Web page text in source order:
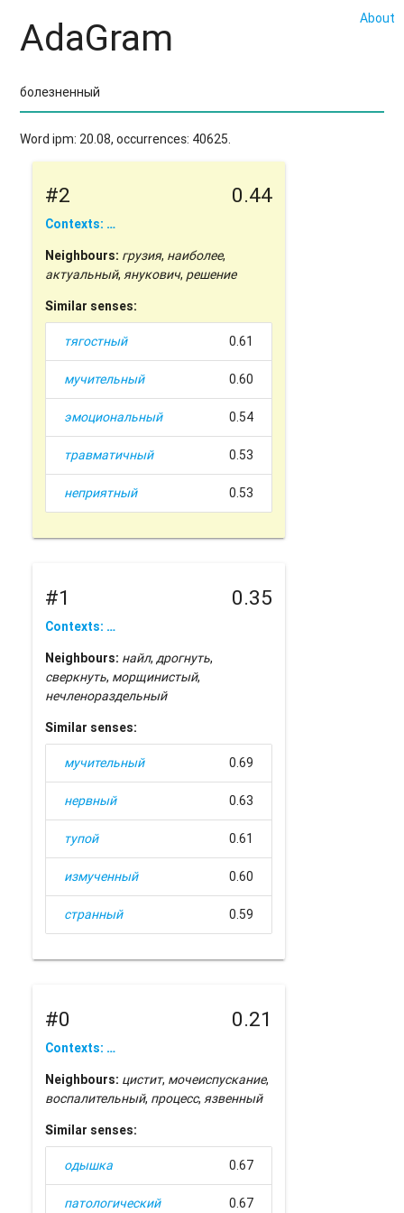
About
AdaGram
Word ipm: 20.08, occurrences: 40625.
#2 0.44
Contexts: …
Neighbours: грузия, наиболее,
актуальный,янукович, решение
Similar senses:
тягостный 0.61
мучительный 0.60
эмоциональный 0.54
травматичный 0.53
неприятный 0.53
#1 0.35
Contexts: …
Neighbours: найл,дрогнуть,
сверкнуть, морщинистый,
нечленораздельный
Similar senses:
мучительный 0.69
нервный 0.63
тупой 0.61
измученный 0.60
странный 0.59
#0 0.21
Contexts: …
Neighbours: цистит, мочеиспускание,
воспалительный, процесс,язвенный
Similar senses:
одышка 0.67
патологический 0.67